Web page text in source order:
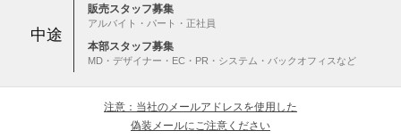
中途
販売スタッフ募集
アルバイト・パート・正社員
本部スタッフ募集
MD・デザイナー・EC・PR・システム・バックオフィスなど
注意：当社のメールアドレスを使用した
偽装メールにご注意ください